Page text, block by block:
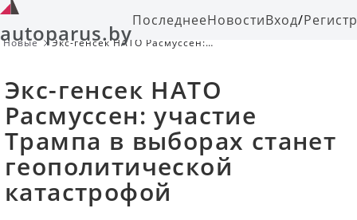
autoparus.byПоследнееНовостиВход/
Новые
Экс-генсек НАТО Расмуссен:
Экс-генсек НАТО
Расмуссен: участие
Трампа в выборах станет
геополитической
катастрофой